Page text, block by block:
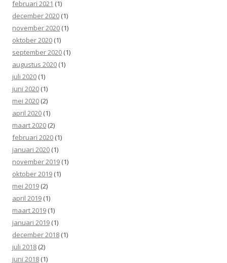
februari 2021 (1)
december 2020 (1)
november 2020 (1)
oktober 2020 (1)
september 2020 (1)
augustus 2020 (1)
juli 2020 (1)
juni 2020 (1)
mei 2020 (2)
april 2020 (1)
maart 2020 (2)
februari 2020 (1)
januari 2020 (1)
november 2019 (1)
oktober 2019 (1)
mei 2019 (2)
april 2019 (1)
maart 2019 (1)
januari 2019 (1)
december 2018 (1)
juli 2018 (2)
juni 2018 (1)